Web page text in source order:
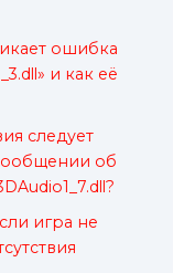
ошибка
и как её
следует
об
игра не